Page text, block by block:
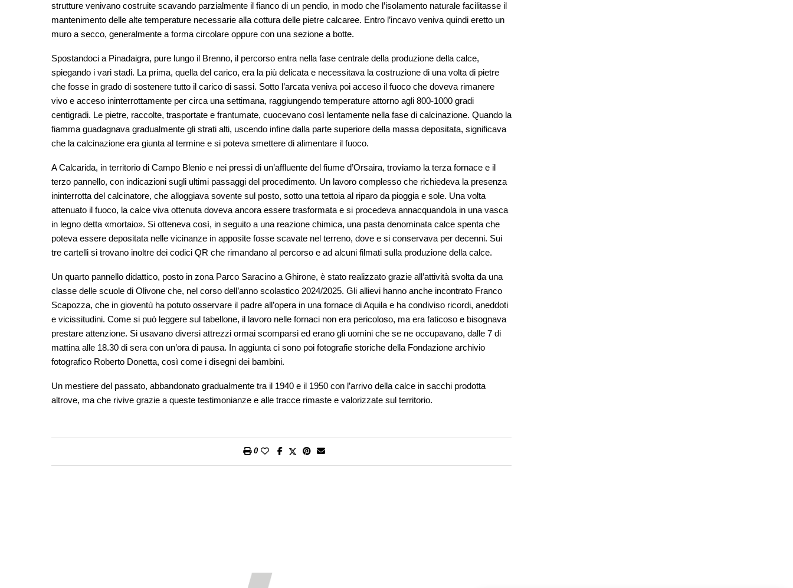
strutture venivano costruite scavando parzialmente il fianco di un pendio, in modo che l’isolamento naturale facilitasse il
mantenimento delle alte temperature necessarie alla cottura delle pietre calcaree. Entro l’incavo veniva quindi eretto un
muro a secco, generalmente a forma circolare oppure con una sezione a botte.
Spostandoci a Pinadaigra, pure lungo il Brenno, il percorso entra nella fase centrale della produzione della calce,
spiegando i vari stadi. La prima, quella del carico, era la più delicata e necessitava la costruzione di una volta di pietre
che fosse in grado di sostenere tutto il carico di sassi. Sotto l’arcata veniva poi acceso il fuoco che doveva rimanere
vivo e acceso ininterrottamente per circa una settimana, raggiungendo temperature attorno agli 800-1000 gradi
centigradi. Le pietre, raccolte, trasportate e frantumate, cuocevano così lentamente nella fase di calcinazione. Quando la
fiamma guadagnava gradualmente gli strati alti, uscendo infine dalla parte superiore della massa depositata, significava
che la calcinazione era giunta al termine e si poteva smettere di alimentare il fuoco.
A Calcarida, in territorio di Campo Blenio e nei pressi di un’affluente del fiume d’Orsaira, troviamo la terza fornace e il
terzo pannello, con indicazioni sugli ultimi passaggi del procedimento. Un lavoro complesso che richiedeva la presenza
ininterrotta del calcinatore, che alloggiava sovente sul posto, sotto una tettoia al riparo da pioggia e sole. Una volta
attenuato il fuoco, la calce viva ottenuta doveva ancora essere trasformata e si procedeva annacquandola in una vasca
in legno detta «mortaio». Si otteneva così, in seguito a una reazione chimica, una pasta denominata calce spenta che
poteva essere depositata nelle vicinanze in apposite fosse scavate nel terreno, dove e si conservava per decenni. Sui
tre cartelli si trovano inoltre dei codici QR che rimandano al percorso e ad alcuni filmati sulla produzione della calce.
Un quarto pannello didattico, posto in zona Parco Saracino a Ghirone, è stato realizzato grazie all’attività svolta da una
classe delle scuole di Olivone che, nel corso dell’anno scolastico 2024/2025. Gli allievi hanno anche incontrato Franco
Scapozza, che in gioventù ha potuto osservare il padre all’opera in una fornace di Aquila e ha condiviso ricordi, aneddoti
e vicissitudini. Come si può leggere sul tabellone, il lavoro nelle fornaci non era pericoloso, ma era faticoso e bisognava
prestare attenzione. Si usavano diversi attrezzi ormai scomparsi ed erano gli uomini che se ne occupavano, dalle 7 di
mattina alle 18.30 di sera con un’ora di pausa. In aggiunta ci sono poi fotografie storiche della Fondazione archivio
fotografico Roberto Donetta, così come i disegni dei bambini.
Un mestiere del passato, abbandonato gradualmente tra il 1940 e il 1950 con l’arrivo della calce in sacchi prodotta
altrove, ma che rivive grazie a queste testimonianze e alle tracce rimaste e valorizzate sul territorio.
0